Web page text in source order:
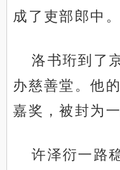
成了吏部郎中。
洛书珩到了
办慈善堂。他
嘉奖，被封为
许泽衍一路